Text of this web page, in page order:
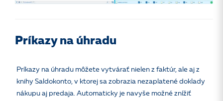
Príkazy na úhradu
Príkazy na úhradu môžete vytvárať nielen z faktúr, ale aj z
knihy Saldokonto, v ktorej sa zobrazia nezaplatené doklady
nákupu aj predaja. Automaticky je navyše možné znížiť